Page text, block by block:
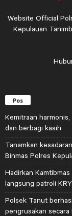
Website Official
Kepulauan
Pos
Kemitraan
dan berbagi kasih
Tanamkan
Binmas Polres
Hadirkan
langsung patroli
Polsek Tanut
pengrusakan secara